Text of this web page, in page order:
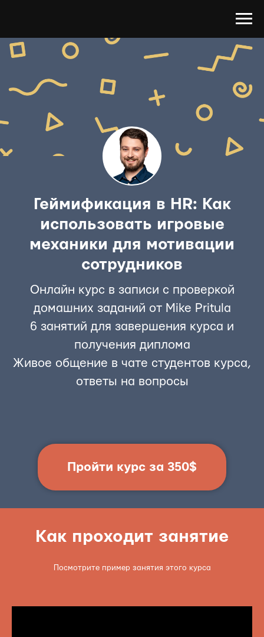
Геймификация в HR: Как
использовать игровые
механики для мотивации
сотрудников
Онлайн курс в записи с проверкой
домашних заданий от Mike Pritula
6 занятий для завершения курса и
получения диплома
Живое общение в чате студентов курса,
ответы на вопросы
Пройти курс за 350$
Как проходит занятие
Посмотрите пример занятия этого курса